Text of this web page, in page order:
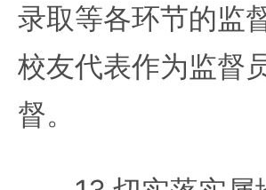
录取等各环节的监
校友代表作为监督
督。